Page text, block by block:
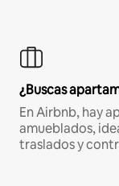
¿Buscas
En Airbnb, hay
amueblados,
traslados y